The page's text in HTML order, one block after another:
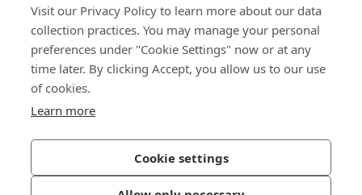
Visit our Privacy Policy to learn more about our data
collection practices. You may manage your personal
preferences under "Cookie Settings" now or at any
time later. By clicking Accept, you allow us to our use
of cookies.
Learn more
Cookie settings
Bossard Norway
Borggata 1
0650 Oslo